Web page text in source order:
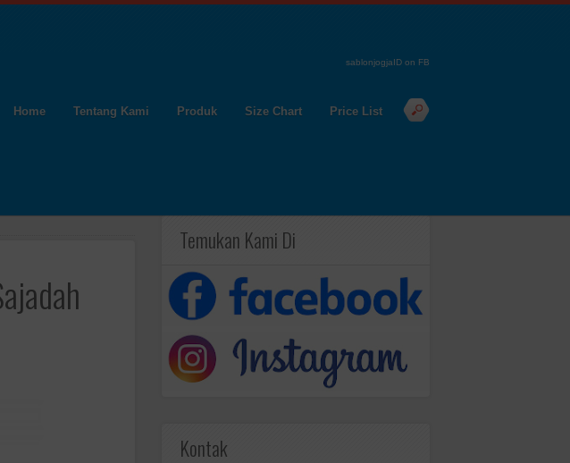
sablonjogjaID on FB
Home Tentang Kami Produk Size Chart Price List
Temukan Kami Di
Kontak